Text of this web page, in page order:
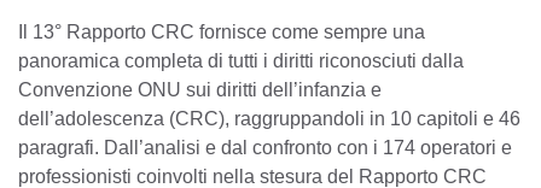
Il 13° Rapporto CRC fornisce come sempre una
panoramica completa di tutti i diritti riconosciuti dalla
Convenzione ONU sui diritti dell’infanzia e
dell’adolescenza (CRC), raggruppandoli in 10 capitoli e 46
paragrafi. Dall’analisi e dal confronto con i 174 operatori e
professionisti coinvolti nella stesura del Rapporto CRC